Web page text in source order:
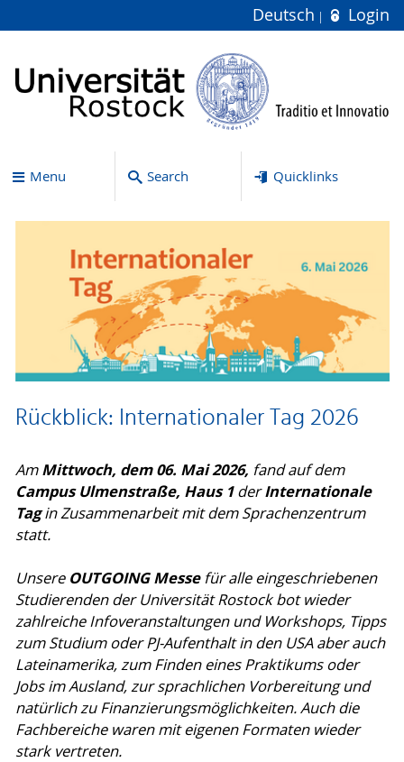
Deutsch Login
Menu Search Quicklinks
Rückblick: Internationaler Tag 2026
AmMittwoch, dem 06. Mai 2026, fand auf dem
Campus Ulmenstraße, Haus 1derInternationale
Tagin Zusammenarbeit mit dem Sprachenzentrum
statt.
Unsere OUTGOING Messefür alle eingeschriebenen
Studierenden der Universität Rostock bot wieder
zahlreiche Infoveranstaltungen und Workshops, Tipps
zum Studium oder PJ-Aufenthalt in den USA aber auch
Lateinamerika, zum Finden eines Praktikums oder
Jobs im Ausland, zur sprachlichen Vorbereitung und
natürlich zu Finanzierungsmöglichkeiten. Auch die
Fachbereiche waren mit eigenen Formaten wieder
stark vertreten.